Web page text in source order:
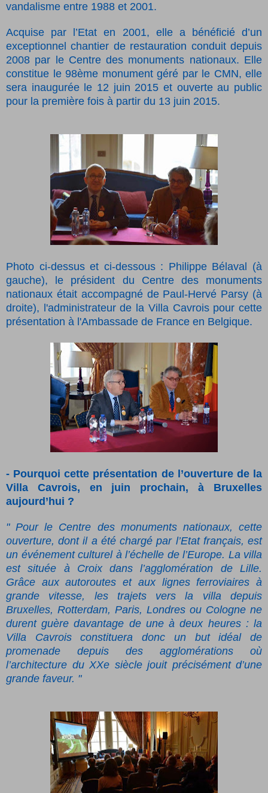
vandalisme entre 1988 et 2001.
Acquise par l’Etat en 2001, elle a bénéficié d’un
exceptionnel chantier de restauration conduit depuis
2008 par le Centre des monuments nationaux. Elle
constitue le 98ème monument géré par le CMN, elle
sera inaugurée le 12 juin 2015 et ouverte au public
pour la première fois à partir du 13 juin 2015.
Photo ci-dessus et ci-dessous : Philippe Bélaval (à
gauche), le président du Centre des monuments
nationaux était accompagné de Paul-Hervé Parsy (à
droite), l'administrateur de la Villa Cavrois pour cette
présentation à l'Ambassade de France en Belgique.
- Pourquoi cette présentation de l’ouverture de la
Villa Cavrois, en juin prochain, à Bruxelles
aujourd’hui ?
" Pour le Centre des monuments nationaux, cette
ouverture, dont il a été chargé par l’Etat français, est
un événement culturel à l’échelle de l’Europe. La villa
est située à Croix dans l’agglomération de Lille.
Grâce aux autoroutes et aux lignes ferroviaires à
grande vitesse, les trajets vers la villa depuis
Bruxelles, Rotterdam, Paris, Londres ou Cologne ne
durent guère davantage de une à deux heures : la
Villa Cavrois constituera donc un but idéal de
promenade depuis des agglomérations où
l’architecture du XXe siècle jouit précisément d’une
grande faveur. "